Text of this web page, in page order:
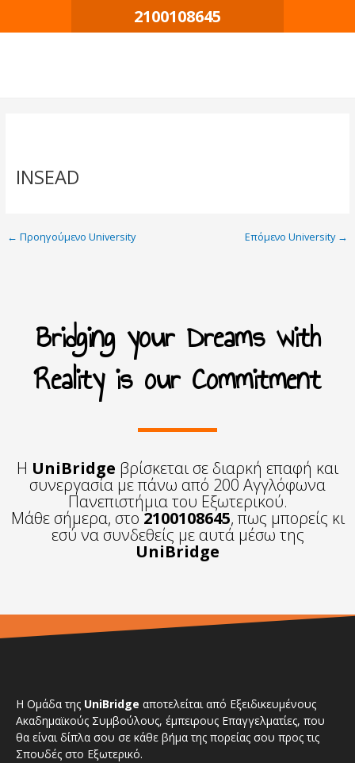
2100108645
INSEAD
← Προηγούμενο University Επόμενο University →
Bridging your Dreams with
Reality is our Commitment
Η UniBridge βρίσκεται σε διαρκή επαφή και
συνεργασία με πάνω από 200 Αγγλόφωνα
Πανεπιστήμια του Εξωτερικού.
Μάθε σήμερα, στο2100108645, πως μπορείς κι
εσύ να συνδεθείς με αυτά μέσω της
UniBridge
Η Ομάδα της UniBridge αποτελείται από Εξειδικευμένους
Ακαδημαϊκούς Συμβούλους, έμπειρους Επαγγελματίες, που
θα είναι δίπλα σου σε κάθε βήμα της πορείας σου προς τις
Σπουδές στο Εξωτερικό.